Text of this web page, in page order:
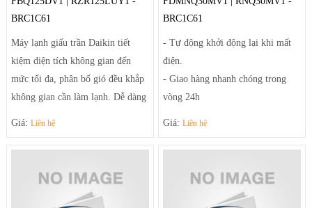
BRC1C61
Máy lạnh giấu trần Daikin tiết
kiệm diện tích không gian đến
mức tối đa, phân bố gió đều khắp
không gian cần làm lạnh. Dễ dàng
hướng tạo luồng gió mạnh mẽ
máy theo luồng tối ưu và trải rộng
để khí mát có thể đến tận những
Giá:Liên hệ
BRC1C61
- Tự động khởi động lại khi mất
điện.
- Giao hàng nhanh chóng trong
vòng 24h
- Thiết kế đơn giản hiện đại phù
- Sưởi ấm và làm lạnh nhanh
Giá: Liên hệ